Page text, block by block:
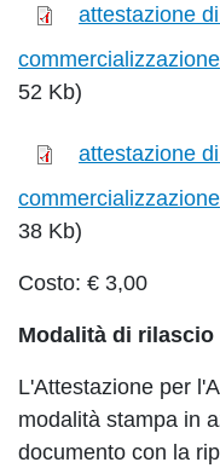
attestazione
commercializzazione
52 Kb)
attestazione
commercializzazione
38 Kb)
Costo: € 3,00
Modalità di rilascio
L'Attestazione per
modalità stampa in
documento con la